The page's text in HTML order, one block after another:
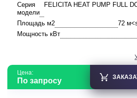
Серия
модели
FELICITA HEAT PUMP FULL
Площадь м2
72
Мощность кВт
Цена:
По запросу